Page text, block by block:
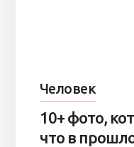
Человек
10+ фото,
что в